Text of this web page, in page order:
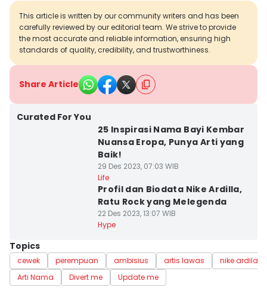
This article is written by our community writers and has been
carefully reviewed by our editorial team. We strive to provide
the most accurate and reliable information, ensuring high
standards of quality, credibility, and trustworthiness.
Share Article
Curated For You
25 Inspirasi Nama Bayi Kembar
Nuansa Eropa, Punya Arti yang
Baik!
29 Des 2023, 07:03 WIB
Life
Profil dan Biodata Nike Ardilla,
Ratu Rock yang Melegenda
22 Des 2023, 13:07 WIB
Hype
Topics
cewek perempuan ambisius artis lawas
nike ardila
Arti Nama
Divert me Update me